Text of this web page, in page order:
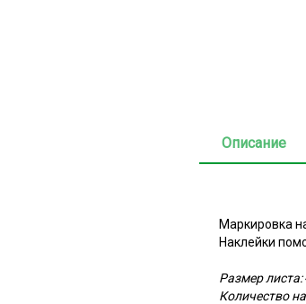
Описание
Маркировка
Наклейки
Размер листа:
Количество